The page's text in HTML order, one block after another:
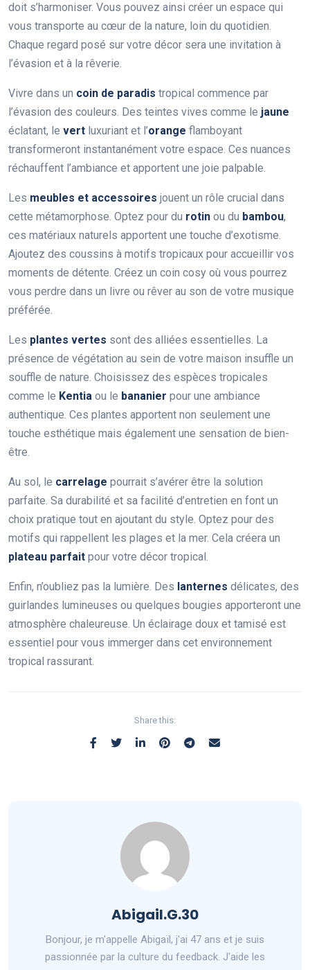
doit s’harmoniser. Vous pouvez ainsi créer un espace qui
vous transporte au cœur de la nature, loin du quotidien.
Chaque regard posé sur votre décor sera une invitation à
l’évasion et à la rêverie.
Vivre dans un coin de paradis tropical commence par
l’évasion des couleurs. Des teintes vives comme le jaune
éclatant, le vert luxuriant et l’orange flamboyant
transformeront instantanément votre espace. Ces nuances
réchauffent l’ambiance et apportent une joie palpable.
Les meubles et accessoires jouent un rôle crucial dans
cette métamorphose. Optez pour du rotin ou du bambou,
ces matériaux naturels apportent une touche d’exotisme.
Ajoutez des coussins à motifs tropicaux pour accueillir vos
moments de détente. Créez un coin cosy où vous pourrez
vous perdre dans un livre ou rêver au son de votre musique
préférée.
Les plantes vertes sont des alliées essentielles. La
présence de végétation au sein de votre maison insuffle un
souffle de nature. Choisissez des espèces tropicales
comme le Kentia ou le bananier pour une ambiance
authentique. Ces plantes apportent non seulement une
touche esthétique mais également une sensation de bien-
être.
Au sol, le carrelage pourrait s’avérer être la solution
parfaite. Sa durabilité et sa facilité d’entretien en font un
choix pratique tout en ajoutant du style. Optez pour des
motifs qui rappellent les plages et la mer. Cela créera un
plateau parfait pour votre décor tropical.
Enfin, n’oubliez pas la lumière. Des lanternes délicates, des
guirlandes lumineuses ou quelques bougies apporteront une
atmosphère chaleureuse. Un éclairage doux et tamisé est
essentiel pour vous immerger dans cet environnement
tropical rassurant.
Share this:
Abigail.G.30
Bonjour, je m'appelle Abigaïl, j'ai 47 ans et je suis
passionnée par la culture du feedback. J'aide les